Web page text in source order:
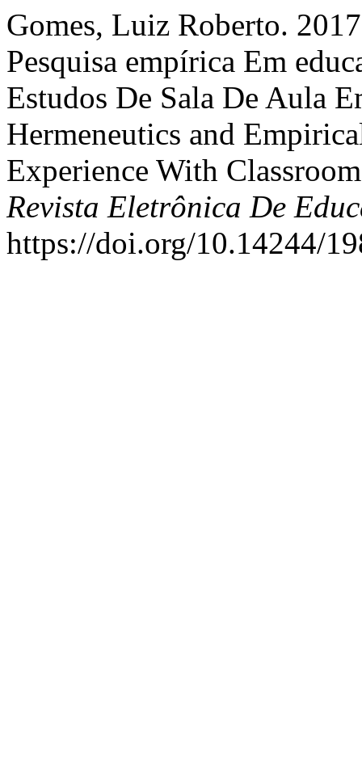
Gomes, Luiz Roberto.
Pesquisa empírica Em
Estudos De Sala De Aula
Hermeneutics and
Experience With
Revista Eletrônica De
https://doi.org/10.14244/